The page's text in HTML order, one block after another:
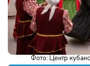
Фото: Центр